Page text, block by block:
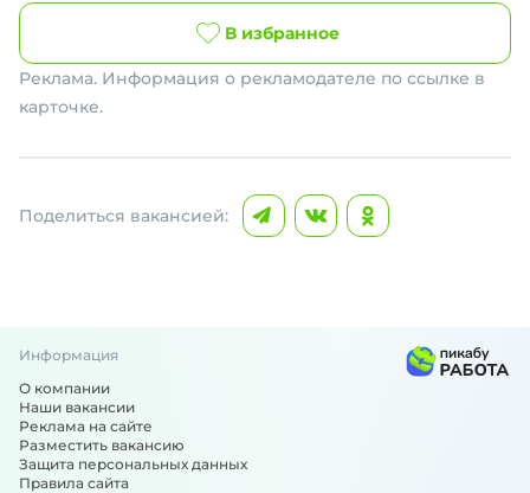
В избранное
Реклама. Информация о рекламодателе по ссылке в
карточке.
Поделиться вакансией:
Информация
О компании
Наши вакансии
Реклама на сайте
Разместить вакансию
Защита персональных данных
Правила сайта